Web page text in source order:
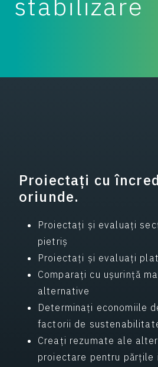
Proiectați cu
oriunde.
Proiectați și evaluați
pietriș
Proiectați și evaluați
Comparați cu ușurință
alternative
Determinați economiile
factorii de
Creați rezumate ale
proiectare pentru părțile